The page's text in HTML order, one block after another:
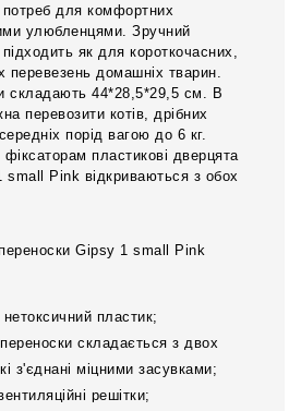
потреб для комфортних
улюбленцями. Зручний
як для короткочасних,
перевезень домашніх тварин.
складають 44*28,5*29,5 см. В
перевозити котів, дрібних
порід вагою до 6 кг.
пластикові дверцята
small Pink відкриваються з обох
Gipsy 1 small Pink
нетоксичний пластик;
складається з двох
з'єднані міцними засувками;
решітки;